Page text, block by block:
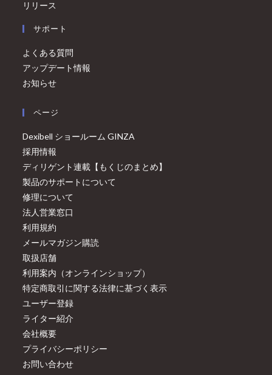
リリース
サポート
よくある質問
アップデート情報
お知らせ
ページ
Dexibell ショールーム GINZA
採用情報
ディリゲント連載【もくじのまとめ】
製品のサポートについて
修理について
法人営業窓口
利用規約
メールマガジン購読
取扱店舗
利用案内（オンラインショップ）
特定商取引に関する法律に基づく表示
ユーザー登録
ライター紹介
会社概要
プライバシーポリシー
お問い合わせ